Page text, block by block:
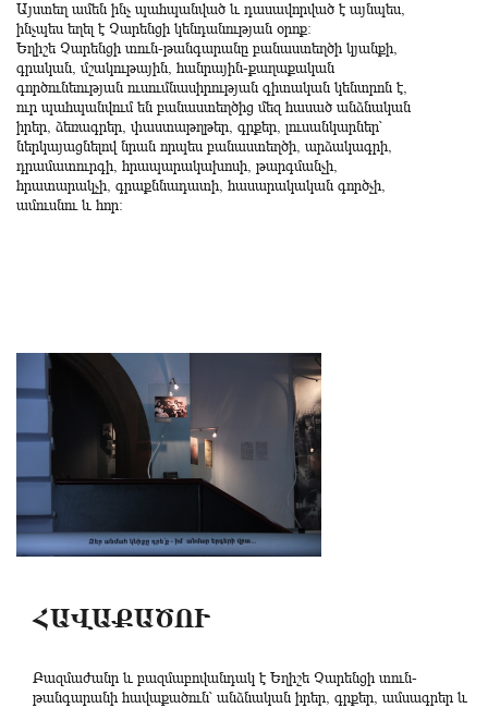
Այստեղ ամեն ինչ պահպանված և դասավորված է այնպես,
ինչպես եղել է Չարենցի կենդանության օրոք:
Եղիշե Չարենցի տուն-թանգարանը բանաստեղծի կյանքի,
գրական, մշակութային, հանրային-քաղաքական
գործունեության ուսումնասիրության գիտական կենտրոն է,
ուր պահպանվում են բանաստեղծից մեզ հասած անձնական
իրեր, ձեռագրեր, փաստաթղթեր, գրքեր, լուսանկարներ՝
ներկայացնելով նրան որպես բանաստեղծի, արձակագրի,
դրամատուրգի, հրապարակախոսի, թարգմանչի,
հրատարակչի, գրաքննադատի, հասարակական գործչի,
ամուսնու և հոր:
ՀԱՎԱՔԱԾՈՒ
Բազմաժանր և բազմաբովանդակ է Եղիշե Չարենցի տուն-
թանգարանի հավաքածուն՝ անձնական իրեր, գրքեր, ամսագրեր և